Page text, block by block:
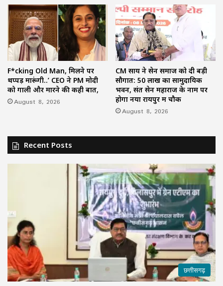
F*cking Old Man, मिलने पर
थप्पड़ मारूंगी..’ CEO ने PM मोदी
को गाली और मारने की कही बात,
August 8, 2026
CM साय ने सेन समाज को दी बड़ी
सौगात: 50 लाख का सामुदायिक
भवन, संत सेन महाराज के नाम पर
होगा नया रायपुर में चौक
August 8, 2026
Recent Posts
छत्तीसगढ़